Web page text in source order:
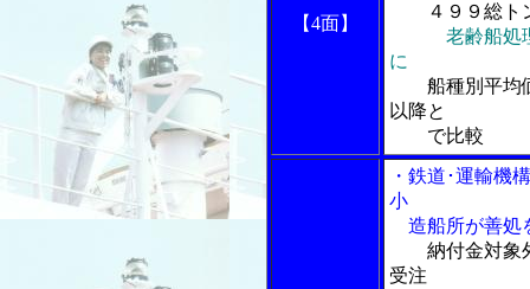
【4面】
４９９総トン
老齢船処
に
船種別平均価
以降と
で比較
・鉄道･運輸機
小
造船所が善処
納付金対象
受注